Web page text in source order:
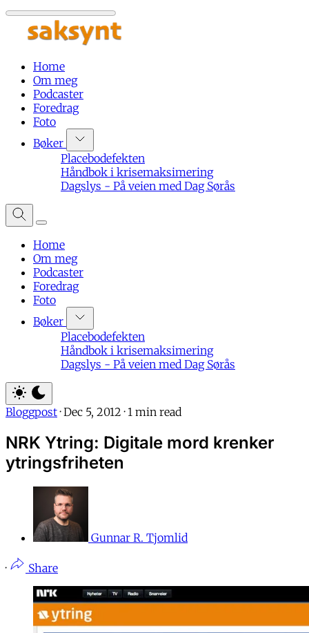
Home
Om meg
Podcaster
Foredrag
Foto
Bøker
Placebodefekten
Håndbok i krisemaksimering
Dagslys - På veien med Dag Sørås
Home
Om meg
Podcaster
Foredrag
Foto
Bøker
Placebodefekten
Håndbok i krisemaksimering
Dagslys - På veien med Dag Sørås
Bloggpost · Dec 5, 2012 · 1 min read
NRK Ytring: Digitale mord krenker
ytringsfriheten
Gunnar R. Tjomlid
· Share